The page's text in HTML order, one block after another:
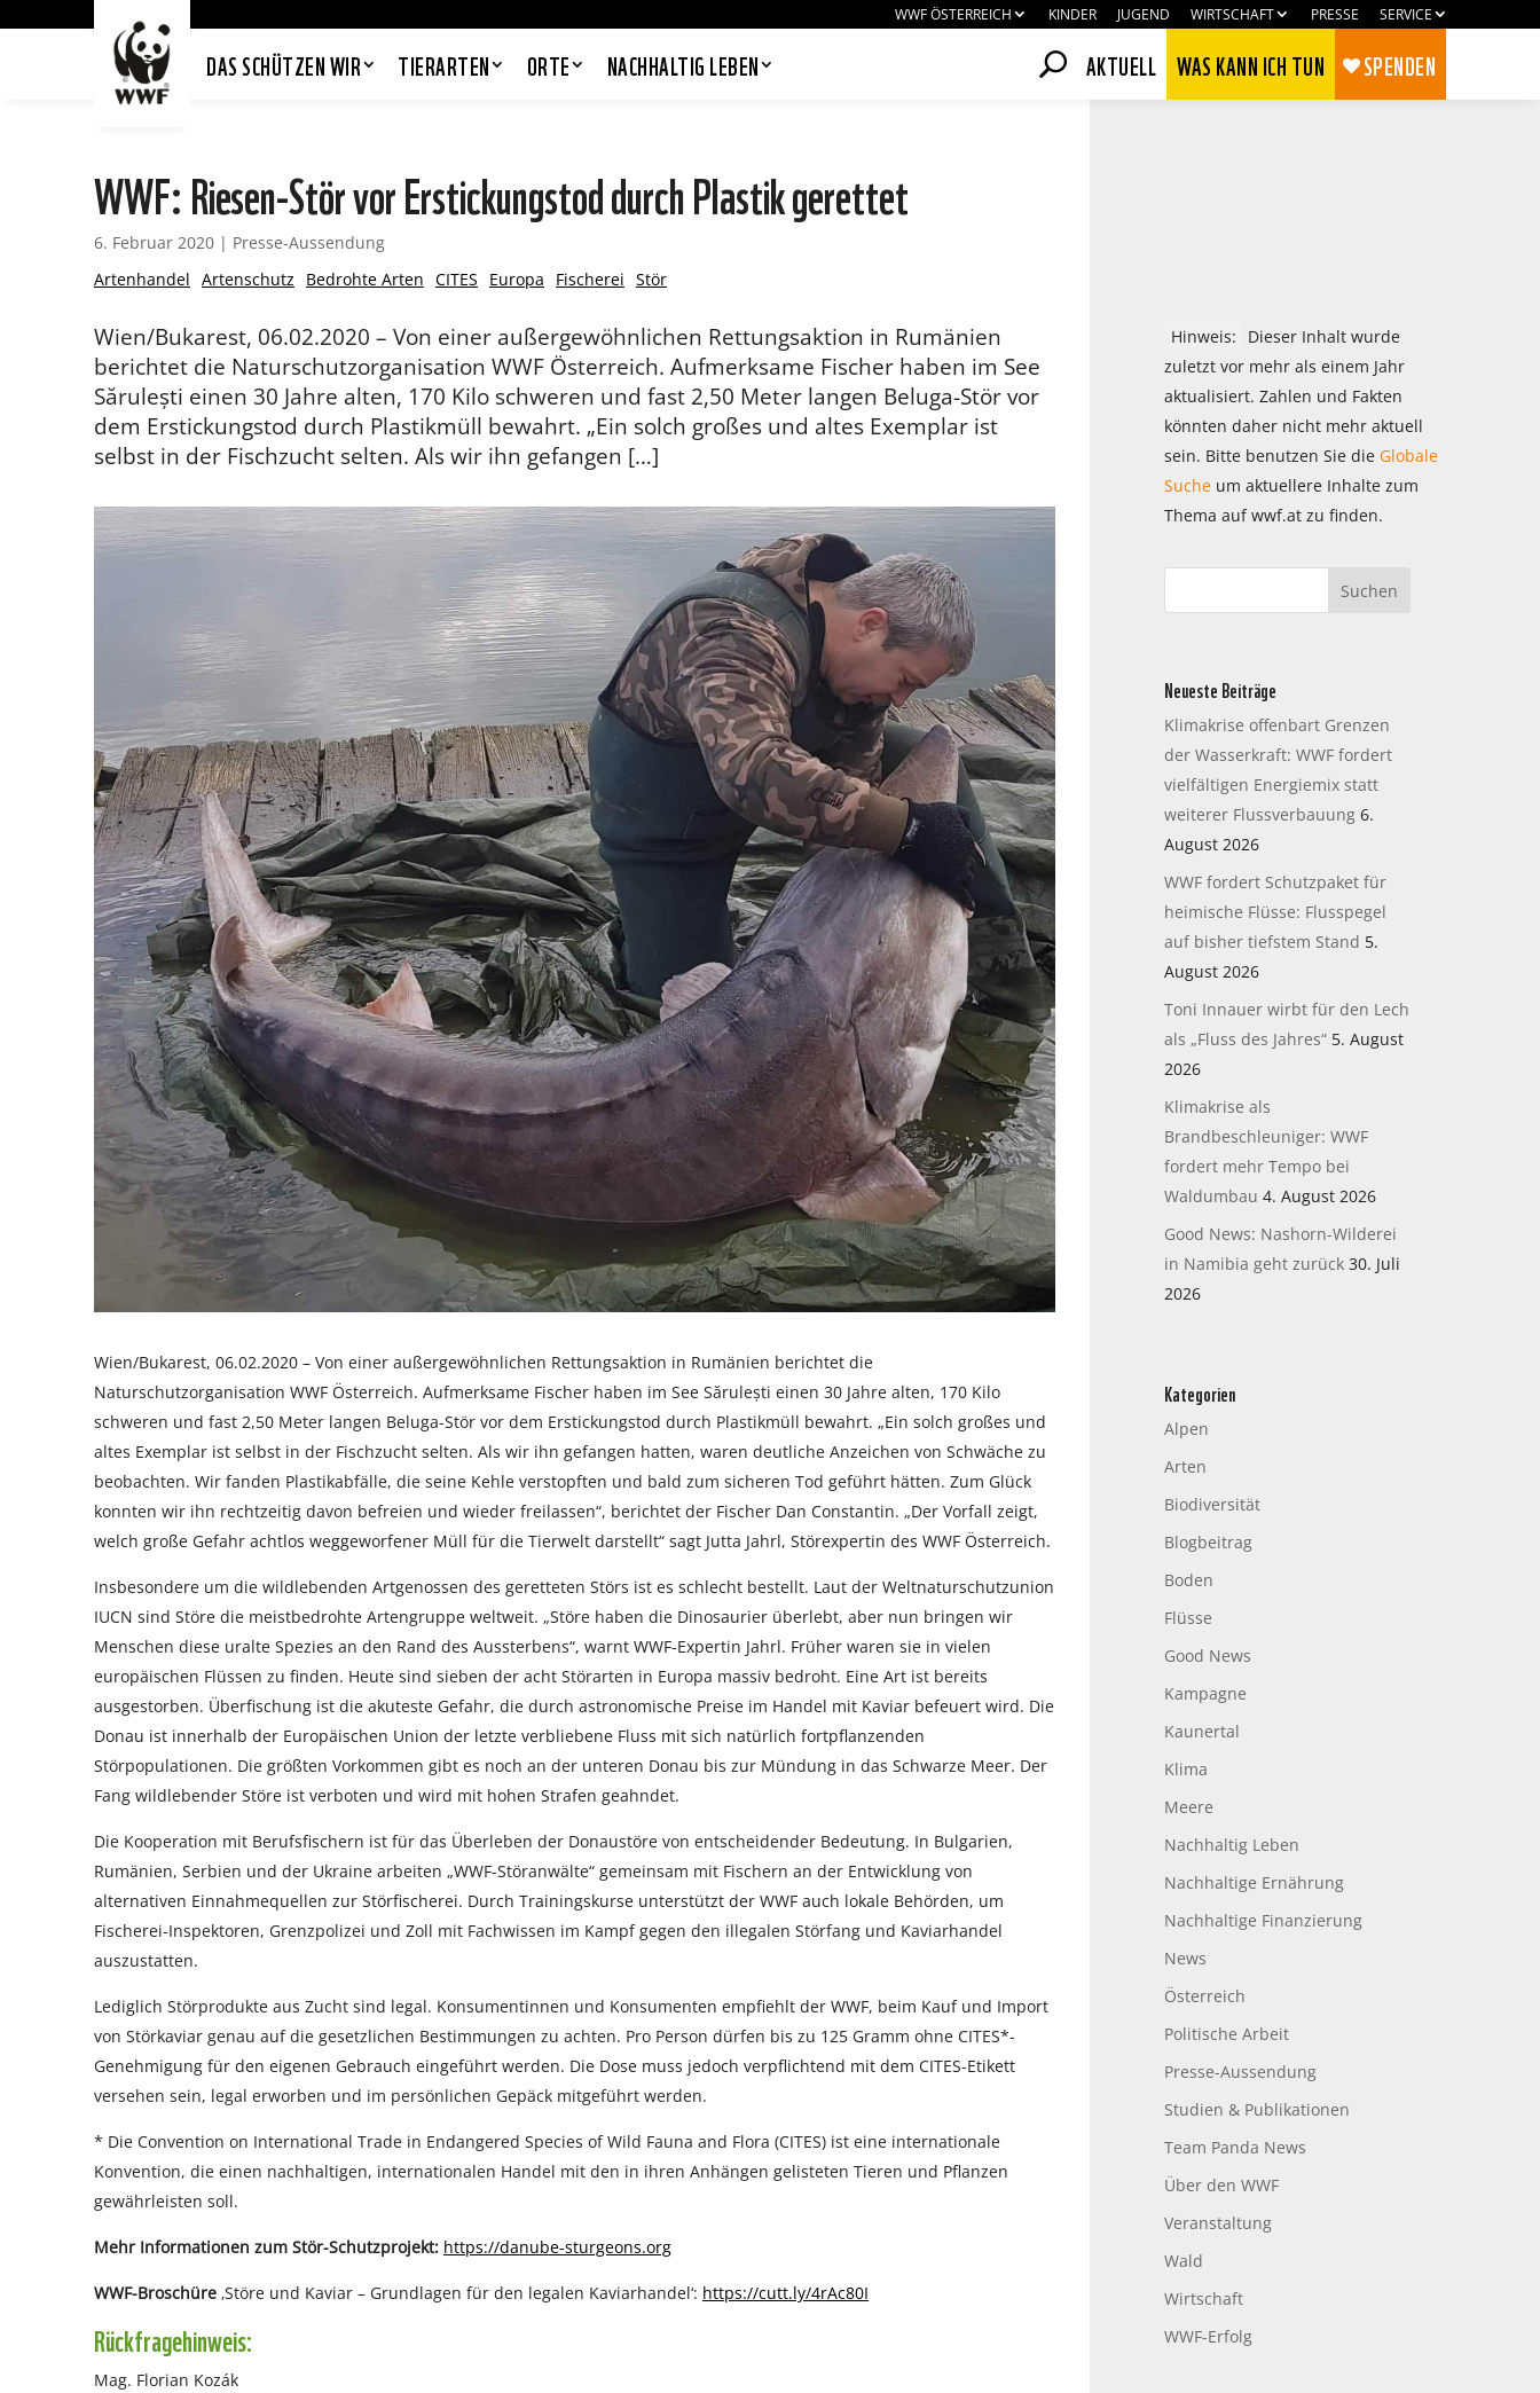
WWF ÖSTERREICH KINDER JUGEND WIRTSCHAFT PRESSE SERVICE
DAS SCHÜTZEN WIR TIERARTEN ORTE NACHHALTIG LEBEN AKTUELL WAS KANN ICH TUN SPENDEN
WWF: Riesen-Stör vor Erstickungstod durch Plastik gerettet
6. Februar 2020 | Presse-Aussendung
Artenhandel Artenschutz Bedrohte Arten CITES Europa Fischerei Stör
Wien/Bukarest, 06.02.2020 – Von einer außergewöhnlichen Rettungsaktion in Rumänien
berichtet die Naturschutzorganisation WWF Österreich. Aufmerksame Fischer haben im See
Sărulești einen 30 Jahre alten, 170 Kilo schweren und fast 2,50 Meter langen Beluga-Stör vor
dem Erstickungstod durch Plastikmüll bewahrt. „Ein solch großes und altes Exemplar ist
selbst in der Fischzucht selten. Als wir ihn gefangen […]
Wien/Bukarest, 06.02.2020 – Von einer außergewöhnlichen Rettungsaktion in Rumänien berichtet die
Naturschutzorganisation WWF Österreich. Aufmerksame Fischer haben im See Sărulești einen 30 Jahre alten, 170 Kilo
schweren und fast 2,50 Meter langen Beluga-Stör vor dem Erstickungstod durch Plastikmüll bewahrt. „Ein solch großes und
altes Exemplar ist selbst in der Fischzucht selten. Als wir ihn gefangen hatten, waren deutliche Anzeichen von Schwäche zu
beobachten. Wir fanden Plastikabfälle, die seine Kehle verstopften und bald zum sicheren Tod geführt hätten. Zum Glück
konnten wir ihn rechtzeitig davon befreien und wieder freilassen“, berichtet der Fischer Dan Constantin. „Der Vorfall zeigt,
welch große Gefahr achtlos weggeworfener Müll für die Tierwelt darstellt“ sagt Jutta Jahrl, Störexpertin des WWF Österreich.
Insbesondere um die wildlebenden Artgenossen des geretteten Störs ist es schlecht bestellt. Laut der Weltnaturschutzunion
IUCN sind Störe die meistbedrohte Artengruppe weltweit. „Störe haben die Dinosaurier überlebt, aber nun bringen wir
Menschen diese uralte Spezies an den Rand des Aussterbens“, warnt WWF-Expertin Jahrl. Früher waren sie in vielen
europäischen Flüssen zu finden. Heute sind sieben der acht Störarten in Europa massiv bedroht. Eine Art ist bereits
ausgestorben. Überfischung ist die akuteste Gefahr, die durch astronomische Preise im Handel mit Kaviar befeuert wird. Die
Donau ist innerhalb der Europäischen Union der letzte verbliebene Fluss mit sich natürlich fortpflanzenden
Störpopulationen. Die größten Vorkommen gibt es noch an der unteren Donau bis zur Mündung in das Schwarze Meer. Der
Fang wildlebender Störe ist verboten und wird mit hohen Strafen geahndet.
Die Kooperation mit Berufsfischern ist für das Überleben der Donaustöre von entscheidender Bedeutung. In Bulgarien,
Rumänien, Serbien und der Ukraine arbeiten „WWF-Störanwälte“ gemeinsam mit Fischern an der Entwicklung von
alternativen Einnahmequellen zur Störfischerei. Durch Trainingskurse unterstützt der WWF auch lokale Behörden, um
Fischerei-Inspektoren, Grenzpolizei und Zoll mit Fachwissen im Kampf gegen den illegalen Störfang und Kaviarhandel
auszustatten.
Lediglich Störprodukte aus Zucht sind legal. Konsumentinnen und Konsumenten empfiehlt der WWF, beim Kauf und Import
von Störkaviar genau auf die gesetzlichen Bestimmungen zu achten. Pro Person dürfen bis zu 125 Gramm ohne CITES*-
Genehmigung für den eigenen Gebrauch eingeführt werden. Die Dose muss jedoch verpflichtend mit dem CITES-Etikett
versehen sein, legal erworben und im persönlichen Gepäck mitgeführt werden.
* Die Convention on International Trade in Endangered Species of Wild Fauna and Flora (CITES) ist eine internationale
Konvention, die einen nachhaltigen, internationalen Handel mit den in ihren Anhängen gelisteten Tieren und Pflanzen
gewährleisten soll.
Mehr Informationen zum Stör-Schutzprojekt: https://danube-sturgeons.org
WWF-Broschüre ‚Störe und Kaviar – Grundlagen für den legalen Kaviarhandel‘: https://cutt.ly/4rAc80I
Rückfragehinweis:
Mag. Florian Kozák
Hinweis:
Dieser Inhalt wurde
zuletzt vor mehr als einem Jahr
aktualisiert. Zahlen und Fakten
könnten daher nicht mehr aktuell
sein. Bitte benutzen Sie die Globale
Sucheum aktuellere Inhalte zum
Thema auf wwf.at zu finden.
Neueste Beiträge
Klimakrise offenbart Grenzen
der Wasserkraft: WWF fordert
vielfältigen Energiemix statt
weiterer Flussverbauung 6.
August 2026
WWF fordert Schutzpaket für
heimische Flüsse: Flusspegel
auf bisher tiefstem Stand 5.
August 2026
Toni Innauer wirbt für den Lech
als „Fluss des Jahres“ 5. August
2026
Klimakrise als
Brandbeschleuniger: WWF
fordert mehr Tempo bei
Waldumbau 4. August 2026
Good News: Nashorn-Wilderei
in Namibia geht zurück 30. Juli
2026
Kategorien
Alpen
Arten
Biodiversität
Blogbeitrag
Boden
Flüsse
Good News
Kampagne
Kaunertal
Klima
Meere
Nachhaltig Leben
Nachhaltige Ernährung
Nachhaltige Finanzierung
News
Österreich
Politische Arbeit
Presse-Aussendung
Studien & Publikationen
Team Panda News
Über den WWF
Veranstaltung
Wald
Wirtschaft
WWF-Erfolg
AUCH!
Cookies helfen unser Angebot
uns eine Analyse der Zugriffe auf die
Website. Infos dazu findest du in unserer
Datenschutzerklärung. Unter
Einstellungen kannst du verwalten,
welche Art von Cookies gesetzt werden.
Deine Auswahl kannst du über den
entsprechenden Link im Footer der
Ablehnen